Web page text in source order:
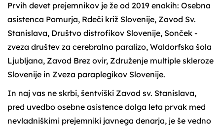
Prvih devet prejemnikov je že od 2019 enakih: Osebna
asistenca Pomurja, Rdeči križ Slovenije, Zavod Sv.
Stanislava, Društvo distrofikov Slovenije, Sonček -
zveza društev za cerebralno paralizo, Waldorfska šola
Ljubljana, Zavod Brez ovir, Združenje multiple skleroze
Slovenije in Zveza paraplegikov Slovenije.
In naj vas ne skrbi, šentviški Zavod sv. Stanislava,
pred uvedbo osebne asistence dolga leta prvak med
nevladniškimi prejemniki javnega denarja, je še vedno